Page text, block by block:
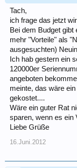
Tach,
ich frage das jetzt
Bei dem Budget
mehr "Vorteile" als
ausgesuchten)
Ich hab gestern ein
120000er
angeboten
meinte, das wäre
gekostet....
Wäre ein guter Rat
sparen, wenn es ein
Liebe Grüße
16.Juni.2012